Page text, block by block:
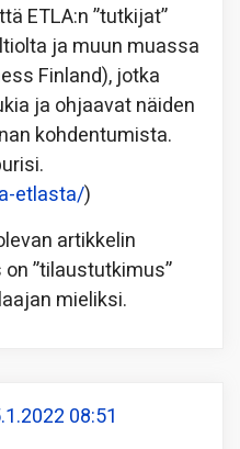
ETLA:n ”tutkijat”
ja muun muassa
Finland), jotka
ja ohjaavat näiden
kohdentumista.
etlasta/)
artikkelin
”tilaustutkimus”
mieliksi.
08:51